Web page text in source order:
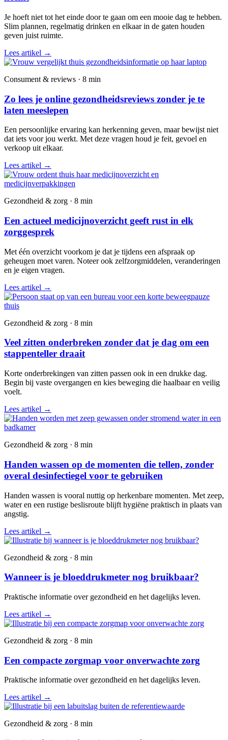
Je hoeft niet tot het einde door te gaan om een mooie dag te hebben.
Slim plannen, regelmatig drinken en elkaar in de gaten houden
geven juist ruimte.
Lees artikel →
Consument & reviews · 8 min
Zo lees je online gezondheidsreviews zonder je te
laten meeslepen
Een persoonlijke ervaring kan herkenning geven, maar bewijst niet
dat iets voor jou werkt. Met deze vragen houd je feit, gevoel en
verkoop uit elkaar.
Lees artikel →
Gezondheid & zorg · 8 min
Een actueel medicijnoverzicht geeft rust in elk
zorggesprek
Met één overzicht voorkom je dat je tijdens een afspraak op
geheugen moet varen. Noteer ook zelfzorgmiddelen, veranderingen
en je eigen vragen.
Lees artikel →
Gezondheid & zorg · 8 min
Veel zitten onderbreken zonder dat je dag om een
stappenteller draait
Korte onderbrekingen van zitten passen ook in een drukke dag.
Begin bij vaste overgangen en kies beweging die haalbaar en veilig
voelt.
Lees artikel →
Gezondheid & zorg · 8 min
Handen wassen op de momenten die tellen, zonder
overal desinfectiegel voor te gebruiken
Handen wassen is vooral nuttig op herkenbare momenten. Met zeep,
water en een rustige beslisroute blijft hygiëne praktisch in plaats van
angstig.
Lees artikel →
Gezondheid & zorg · 8 min
Wanneer is je bloeddrukmeter nog bruikbaar?
Praktische informatie over gezondheid en het dagelijks leven.
Lees artikel →
Gezondheid & zorg · 8 min
Een compacte zorgmap voor onverwachte zorg
Praktische informatie over gezondheid en het dagelijks leven.
Lees artikel →
Gezondheid & zorg · 8 min